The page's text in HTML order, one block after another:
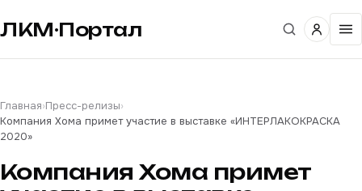
ЛКМ·Портал
Главная›Пресс-релизы›
Компания Хома примет участие в выставке «ИНТЕРЛАКОКРАСКА
2020»
Компания Хома примет